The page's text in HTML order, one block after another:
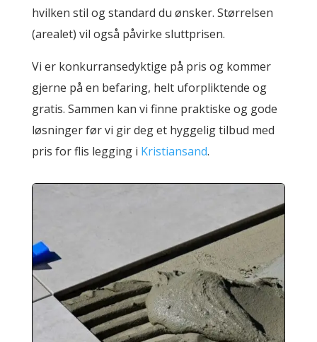
hvilken stil og standard du ønsker. Størrelsen
(arealet) vil også påvirke sluttprisen.
Vi er konkurransedyktige på pris og kommer
gjerne på en befaring, helt uforpliktende og
gratis. Sammen kan vi finne praktiske og gode
løsninger før vi gir deg et hyggelig tilbud med
pris for flis legging i Kristiansand.